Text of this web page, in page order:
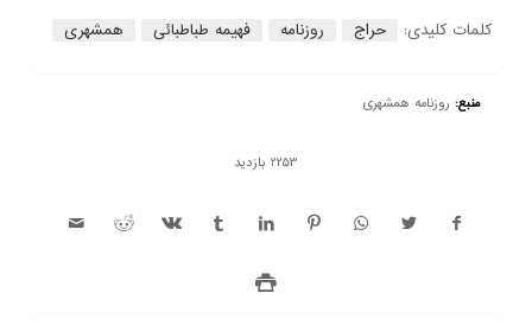
کلمات کلیدی: حراج روزنامه فهیمه طباطبائی همشهری
منبع: روزنامه همشهری
2253 بازدید